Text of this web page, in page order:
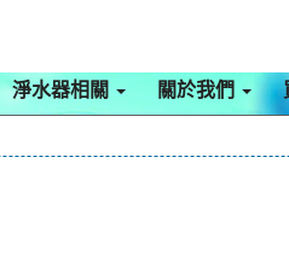
淨水器相關 關於我們